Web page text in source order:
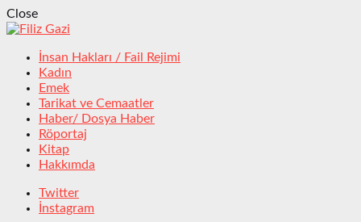
Close
İnsan Hakları / Fail Rejimi
Kadın
Emek
Tarikat ve Cemaatler
Haber/ Dosya Haber
Röportaj
Kitap
Hakkımda
Twitter
İnstagram